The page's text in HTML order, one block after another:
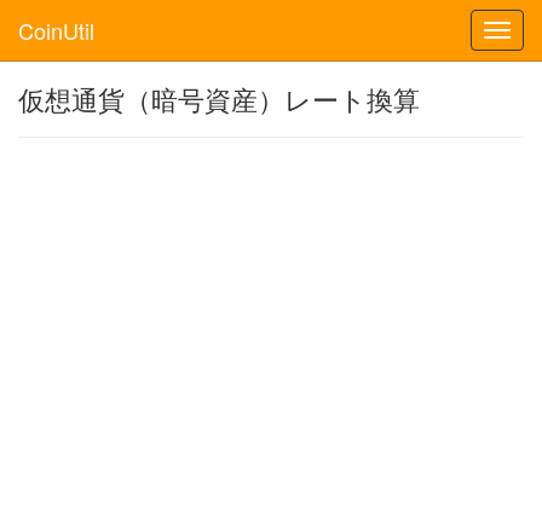
CoinUtil
仮想通貨（暗号資産）レート換算